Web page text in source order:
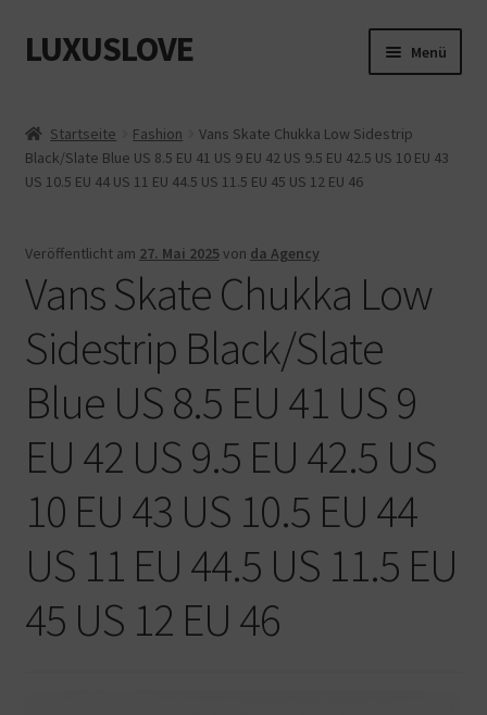
Zur
Navigation
Zum
Inhalt
LUXUSLOVE Menü
Cookie-Richtlinie (EU)
Impressum
Kasse
Mein Konto
Shop
Warenkorb
Startseite Fashion
Vans Skate Chukka Low Sidestrip
Black/Slate Blue US 8.5 EU 41 US 9 EU 42 US 9.5 EU 42.5 US 10 EU 43
US 10.5 EU 44 US 11 EU 44.5 US 11.5 EU 45 US 12 EU 46
Veröffentlicht am 27. Mai 2025von da Agency
Vans Skate Chukka Low
Sidestrip Black/Slate
Blue US 8.5 EU 41 US 9
EU 42 US 9.5 EU 42.5 US
10 EU 43 US 10.5 EU 44
US 11 EU 44.5 US 11.5 EU
45 US 12 EU 46